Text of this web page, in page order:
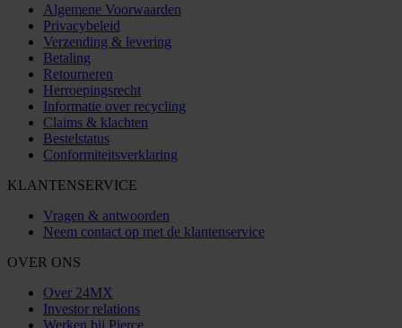
Algemene Voorwaarden
Privacybeleid
Verzending & levering
Betaling
Retourneren
Herroepingsrecht
Informatie over recycling
Claims & klachten
Bestelstatus
Conformiteitsverklaring
KLANTENSERVICE
Vragen & antwoorden
Neem contact op met de klantenservice
OVER ONS
Over 24MX
Investor relations
Werken bij Pierce